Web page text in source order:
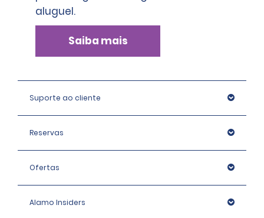
aluguel.
Saiba mais
Suporte ao cliente
Reservas
Ofertas
Alamo Insiders